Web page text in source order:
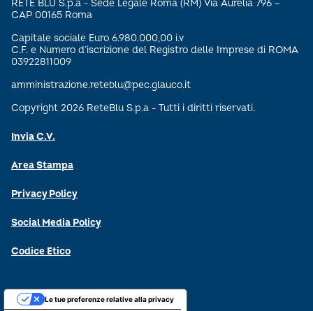
RETE BLU S.p.a - Sede Legale Roma (RM) Via Aurelia 796 –
CAP 00165 Roma
Capitale sociale Euro 6.980.000,00 i.v
C.F. e Numero d’iscrizione del Registro delle Imprese di ROMA
03922811009
amministrazione.reteblu@pec.glauco.it
Copyright 2026 ReteBlu S.p.a - Tutti i diritti riservati.
Invia C.V.
Area Stampa
Privacy Policy
Social Media Policy
Codice Etico
Le tue preferenze relative alla privacy